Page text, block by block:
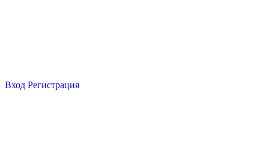
Вход Регистрация